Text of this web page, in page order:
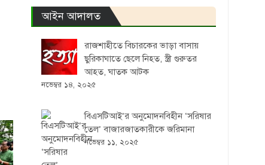
আইন আদালত
রাজশাহীতে বিচারকের ভাড়া বাসায়
ছুরিকাঘাতে ছেলে নিহত, স্ত্রী গুরুতর
আহত, ঘাতক আটক
নভেম্বর ১৪, ২০২৫
বিএসটিআই’র অনুমোদনবিহীন ‘সরিষার
তেল’ বাজারজাতকারীকে জরিমানা
নভেম্বর ১১, ২০২৫